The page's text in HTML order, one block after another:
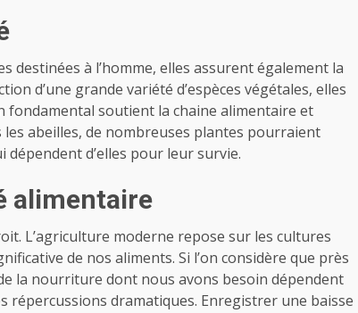
destinées à l’homme, elles assurent également la
d’une grande variété d’espèces végétales, elles
fondamental soutient la chaine alimentaire et
les abeilles, de nombreuses plantes pourraient
d’elles pour leur survie.
alimentaire
L’agriculture moderne repose sur les cultures
de nos aliments. Si l’on considère que près
la nourriture dont nous avons besoin dépendent
répercussions dramatiques. Enregistrer une baisse